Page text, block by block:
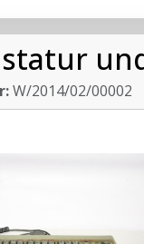
W/2014/02/00002